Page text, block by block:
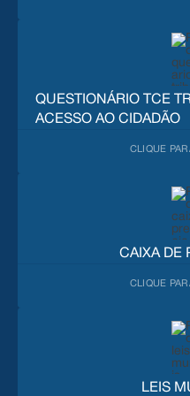
QUESTIONÁRIO TCE
ACESSO AO CIDADÃO
CAIXA DE
LEIS